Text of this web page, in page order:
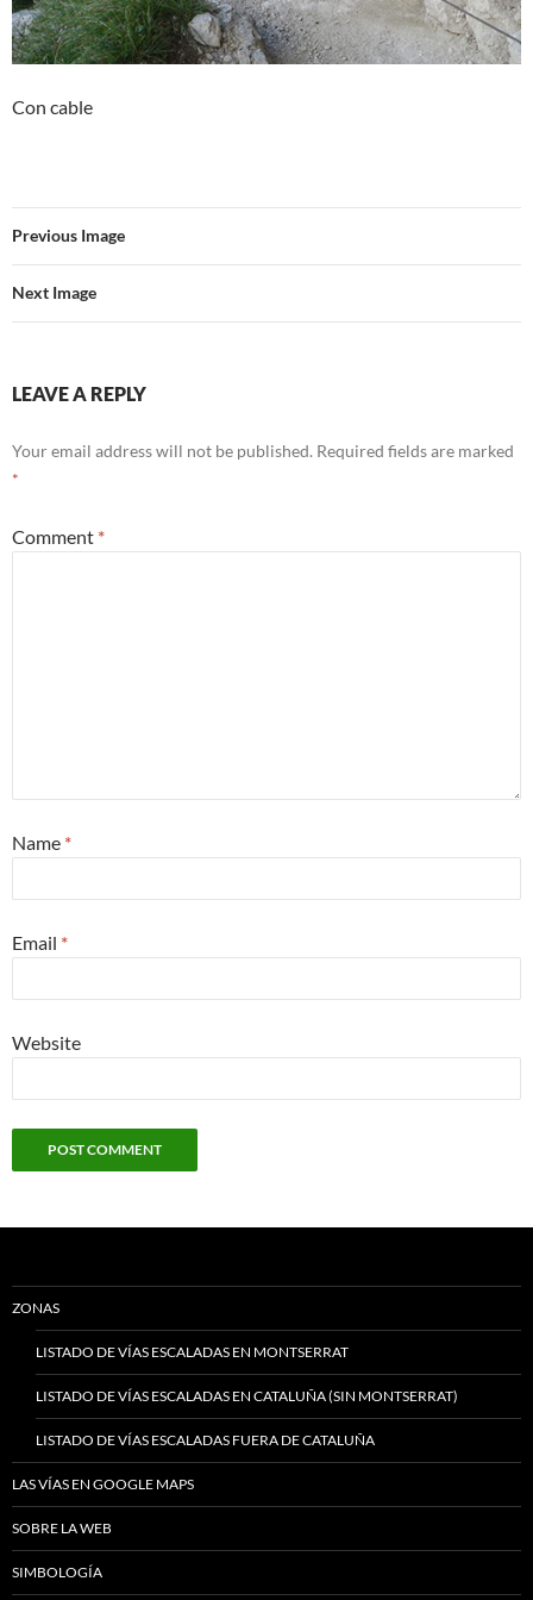
Con cable
Previous Image
Next Image
LEAVE A REPLY
Your email address will not be published. Required fields are marked
*
Comment *
Name *
Email *
Website
ZONAS
LISTADO DE VÍAS ESCALADAS EN MONTSERRAT
LISTADO DE VÍAS ESCALADAS EN CATALUÑA (SIN MONTSERRAT)
LISTADO DE VÍAS ESCALADAS FUERA DE CATALUÑA
LAS VÍAS EN GOOGLE MAPS
SOBRE LA WEB
SIMBOLOGÍA